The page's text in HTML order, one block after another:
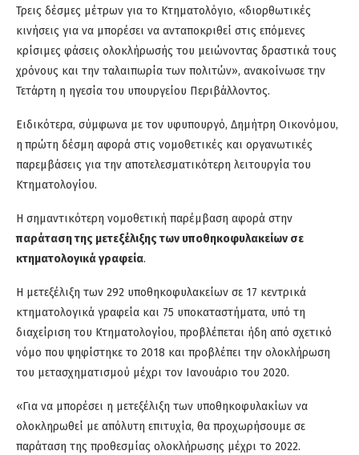
Τρεις δέσμες μέτρων για το Κτηματολόγιο, «διορθωτικές
κινήσεις για να μπορέσει να ανταποκριθεί στις επόμενες
κρίσιμες φάσεις ολοκλήρωσής του μειώνοντας δραστικά τους
χρόνους και την ταλαιπωρία των πολιτών», ανακοίνωσε την
Τετάρτη η ηγεσία του υπουργείου Περιβάλλοντος.
Ειδικότερα, σύμφωνα με τον υφυπουργό, Δημήτρη Οικονόμου,
η πρώτη δέσμη αφορά στις νομοθετικές και οργανωτικές
παρεμβάσεις για την αποτελεσματικότερη λειτουργία του
Κτηματολογίου.
Η σημαντικότερη νομοθετική παρέμβαση αφορά στην
παράταση της μετεξέλιξης των υποθηκοφυλακείων σε
κτηματολογικά γραφεία.
Η μετεξέλιξη των 292 υποθηκοφυλακείων σε 17 κεντρικά
κτηματολογικά γραφεία και 75 υποκαταστήματα, υπό τη
διαχείριση του Κτηματολογίου, προβλέπεται ήδη από σχετικό
νόμο που ψηφίστηκε το 2018 και προβλέπει την ολοκλήρωση
του μετασχηματισμού μέχρι τον Ιανουάριο του 2020.
«Για να μπορέσει η μετεξέλιξη των υποθηκοφυλακίων να
ολοκληρωθεί με απόλυτη επιτυχία, θα προχωρήσουμε σε
παράταση της προθεσμίας ολοκλήρωσης μέχρι το 2022.